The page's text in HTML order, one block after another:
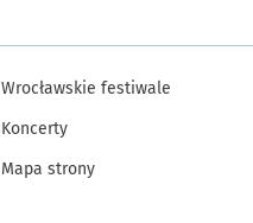
Wrocławskie festiwale
Koncerty
Mapa strony